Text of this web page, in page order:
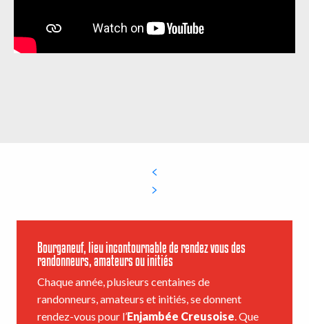
Bourganeuf, lieu incontournable de rendez vous des
randonneurs, amateurs ou initiés
Chaque année, plusieurs centaines de
randonneurs, amateurs et initiés, se donnent
rendez-vous pour l’Enjambée Creusoise. Que